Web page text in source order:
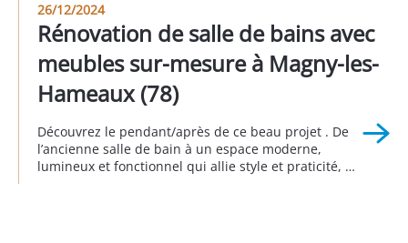
extra-plat répondent à tous les critères de confort et
de sécurité : un large […]
26/12/2024
Rénovation de salle de bains avec
meubles sur-mesure à Magny-les-
Hameaux (78)
Découvrez le pendant/après de ce beau projet . De
l’ancienne salle de bain à un espace moderne,
lumineux et fonctionnel qui allie style et praticité, où